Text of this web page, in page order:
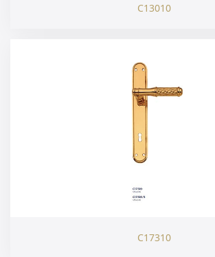
C13010
C17310